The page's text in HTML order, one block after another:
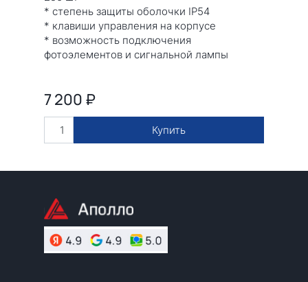
* степень защиты оболочки IP54
* клавиши управления на корпусе
* возможность подключения
фотоэлементов и сигнальной лампы
7 200 ₽
Купить